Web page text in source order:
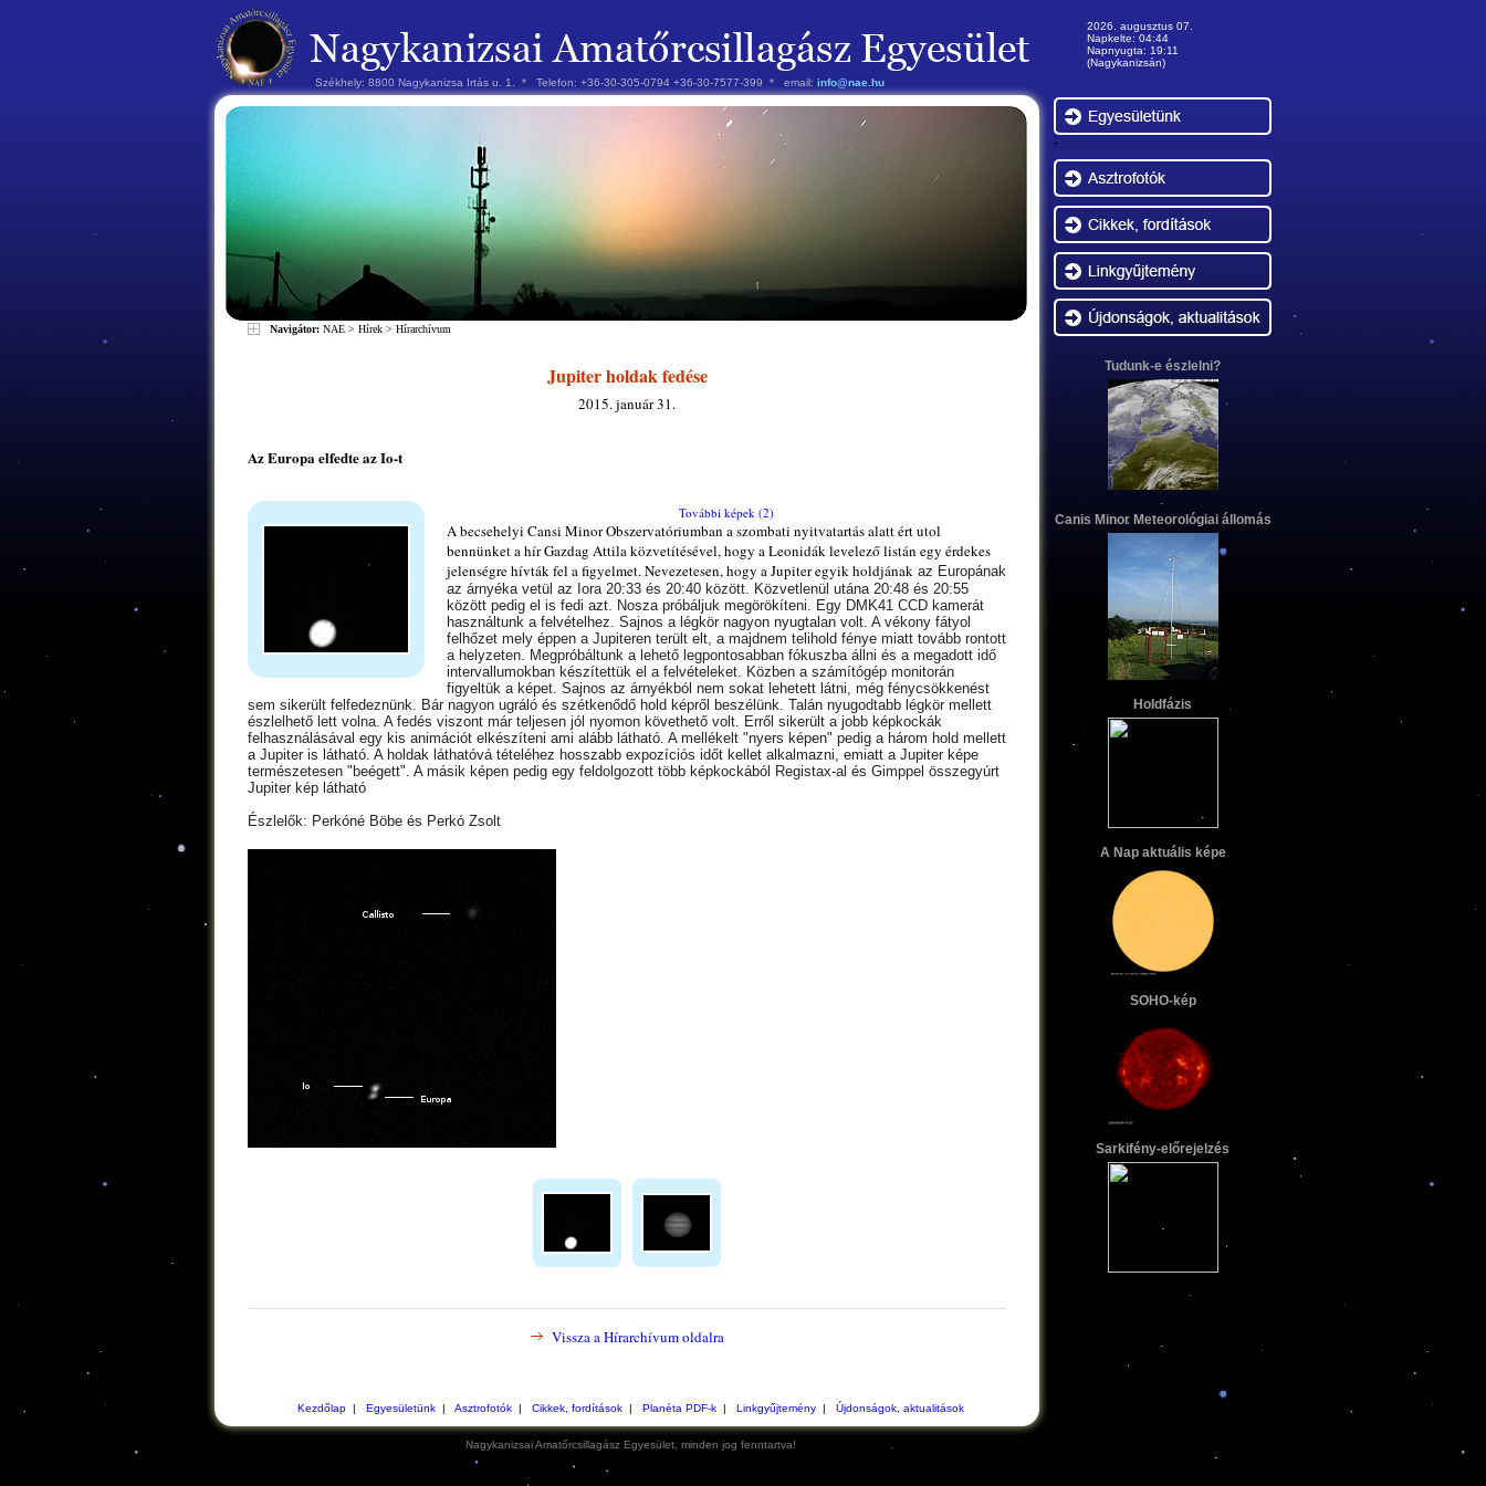
Székhely: 8800 Nagykanizsa Irtás u. 1. * Telefon: +36-30-305-0794 +36-30-7577-399 * email: info@nae.hu
Navigátor: NAE > Hírek > Hírarchívum
Jupiter holdak fedése
2015. január 31.
Az Europa elfedte az Io-t
További képek (2)
A becsehelyi Cansi Minor Obszervatóriumban a szombati nyitvatartás alatt ért utol
bennünket a hír Gazdag Attila közvetítésével, hogy a Leonidák levelező listán egy érdekes
jelenségre hívták fel a figyelmet. Nevezetesen, hogy a Jupiter egyik holdjának az Europának
az árnyéka vetül az Iora 20:33 és 20:40 között. Közvetlenül utána 20:48 és 20:55
között pedig el is fedi azt. Nosza próbáljuk megörökíteni. Egy DMK41 CCD kamerát
használtunk a felvételhez. Sajnos a légkör nagyon nyugtalan volt. A vékony fátyol
felhőzet mely éppen a Jupiteren terült elt, a majdnem telihold fénye miatt tovább rontott
a helyzeten. Megpróbáltunk a lehető legpontosabban fókuszba állni és a megadott idő
intervallumokban készítettük el a felvételeket. Közben a számítógép monitorán
figyeltük a képet. Sajnos az árnyékból nem sokat lehetett látni, még fénycsökkenést
sem sikerült felfedeznünk. Bár nagyon ugráló és szétkenődő hold képről beszélünk. Talán nyugodtabb légkör mellett
észlelhető lett volna. A fedés viszont már teljesen jól nyomon követhető volt. Erről sikerült a jobb képkockák
felhasználásával egy kis animációt elkészíteni ami alább látható. A mellékelt "nyers képen" pedig a három hold mellett
a Jupiter is látható. A holdak láthatóvá tételéhez hosszabb expozíciós időt kellet alkalmazni, emiatt a Jupiter képe
természetesen "beégett". A másik képen pedig egy feldolgozott több képkockából Registax-al és Gimppel összegyúrt
Jupiter kép látható
Észlelők: Perkóné Böbe és Perkó Zsolt
Vissza a Hírarchívum oldalra
Kezdőlap| Egyesületünk| Asztrofotók| Cikkek, fordítások| Planéta PDF-k| Linkgyűjtemény| Újdonságok, aktualitások
Nagykanizsai Amatőrcsillagász Egyesület, minden jog fenntartva!
2026. augusztus 07.
Napkelte: 04:44
Napnyugta: 19:11
(Nagykanizsán)
-
Tudunk-e észlelni?
Canis Minor Meteorológiai állomás
Holdfázis
A Nap aktuális képe
SOHO-kép
Sarkifény-előrejelzés